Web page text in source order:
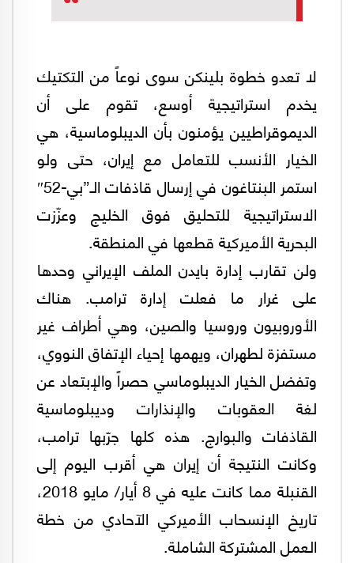
لا تعدو خطوة بلينكن سوى نوعاً من التكتيك
يخدم استراتيجية أوسع، تقوم على أن
الديموقراطيين يؤمنون بأن الديبلوماسية، هي
الخيار الأنسب للتعامل مع إيران، حتى ولو
استمر البنتاغون في إرسال قاذفات الـ”بي-52″
الاستراتيجية للتحليق فوق الخليج وعزّزت
البحرية الأميركية قطعها في المنطقة.
ولن تقارب إدارة بايدن الملف الإيراني وحدها
على غرار ما فعلت إدارة ترامب. هناك
الأوروبيون وروسيا والصين، وهي أطراف غير
مستفزة لطهران، ويهمها إحياء الإتفاق النووي،
وتفضل الخيار الديبلوماسي حصراً والإبتعاد عن
لغة العقوبات والإنذارات وديبلوماسية
القاذفات والبوارج. هذه كلها جرّبها ترامب،
وكانت النتيجة أن إيران هي أقرب اليوم إلى
القنبلة مما كانت عليه في 8 أيار/ مايو 2018،
تاريخ الإنسحاب الأميركي الآحادي من خطة
العمل المشتركة الشاملة.